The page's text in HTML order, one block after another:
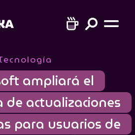
ampliará el
actualizaciones
para usuarios de